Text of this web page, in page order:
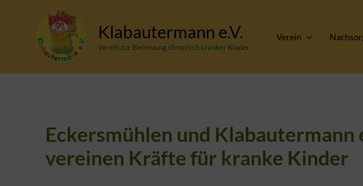
Klabautermann e.V.
Verein zur Betreuung chronisch kranker Kinder
Verein
Eckersmühlen und Klabautermann
vereinen Kräfte für kranke Kinder